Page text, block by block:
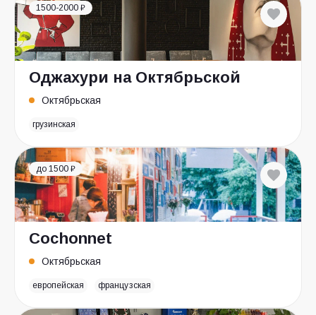
1500-2000 ₽
Оджахури на Октябрьской
Октябрьская
грузинская
до 1500 ₽
Cochonnet
Октябрьская
европейская французская